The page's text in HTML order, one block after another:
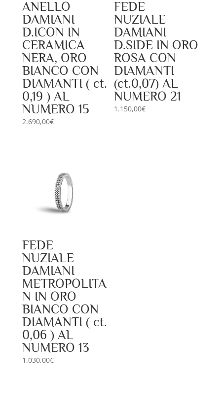
ANELLO
DAMIANI
D.ICON IN
CERAMICA
NERA, ORO
BIANCO CON
DIAMANTI ( ct.
0,19 ) AL
NUMERO 15
2.690,00€
FEDE
NUZIALE
DAMIANI
D.SIDE IN ORO
ROSA CON
DIAMANTI
(ct.0,07) AL
NUMERO 21
1.150,00€
FEDE
NUZIALE
DAMIANI
METROPOLITA
N IN ORO
BIANCO CON
DIAMANTI ( ct.
0,06 ) AL
NUMERO 13
1.030,00€